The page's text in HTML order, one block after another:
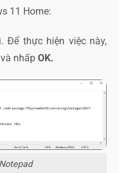
11 Home:
Để thực hiện việc này,
và nhấp OK.